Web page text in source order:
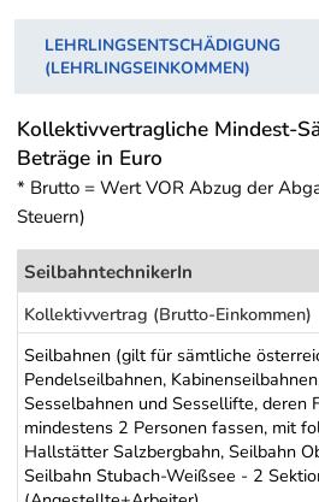
LEHRLINGSENTSCHÄDIGUNG
(LEHRLINGSEINKOMMEN)
Kollektivvertragliche Mindest-
Beträge in Euro
* Brutto = Wert VOR Abzug der
Steuern)
SeilbahntechnikerIn
Kollektivvertrag (Brutto-Einkommen)
Seilbahnen (gilt für sämtliche
Pendelseilbahnen,
Sesselbahnen und Sessellifte, deren
mindestens 2 Personen fassen, mit
Hallstätter Salzbergbahn, Seilbahn
Seilbahn Stubach-Weißsee - 2